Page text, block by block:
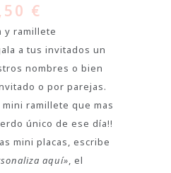
€
y ramillete
a tus invitados un
nombres o bien
o por parejas.
ramillete que mas
único de ese día!!
mini placas, escribe
aquí», el